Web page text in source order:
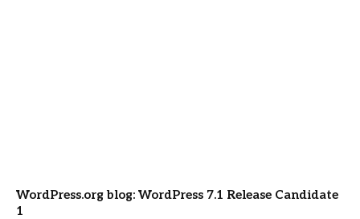
WordPress.org blog: WordPress 7.1 Release Candidate
1